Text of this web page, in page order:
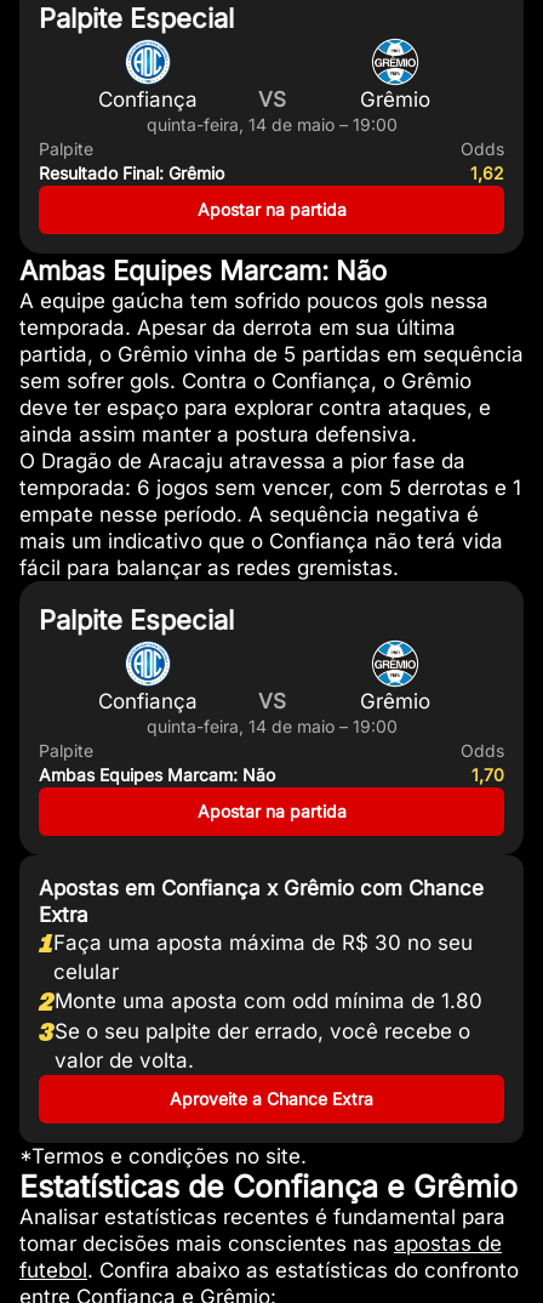
Palpite Especial
Confiança VS Grêmio
quinta-feira, 14 de maio – 19:00
Palpite
Resultado Final: Grêmio
Odds
1,62
Apostar na partida
Ambas Equipes Marcam: Não
A equipe gaúcha tem sofrido poucos gols nessa
temporada. Apesar da derrota em sua última
partida, o Grêmio vinha de 5 partidas em sequência
sem sofrer gols. Contra o Confiança, o Grêmio
deve ter espaço para explorar contra ataques, e
ainda assim manter a postura defensiva.
O Dragão de Aracaju atravessa a pior fase da
temporada: 6 jogos sem vencer, com 5 derrotas e 1
empate nesse período. A sequência negativa é
mais um indicativo que o Confiança não terá vida
fácil para balançar as redes gremistas.
Palpite Especial
Confiança VS Grêmio
quinta-feira, 14 de maio – 19:00
Palpite
Ambas Equipes Marcam: Não
Odds
1,70
Apostar na partida
Apostas em Confiança x Grêmio com Chance
Extra
1Faça uma aposta máxima de R$ 30 no seu
celular
2Monte uma aposta com odd mínima de 1.80
3Se o seu palpite der errado, você recebe o
valor de volta.
Aproveite a Chance Extra
*Termos e condições no site.
Estatísticas de Confiança e Grêmio
Analisar estatísticas recentes é fundamental para
tomar decisões mais conscientes nas apostas de
futebol. Confira abaixo as estatísticas do confronto
entre Confiança e Grêmio: